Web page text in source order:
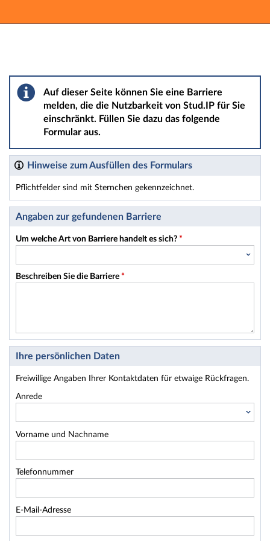
Hauptnavigation
Barriere melden
Auf dieser Seite können Sie eine Barriere
melden, die die Nutzbarkeit von Stud.IP für Sie
einschränkt. Füllen Sie dazu das folgende
Formular aus.
Hinweise zum Ausfüllen des Formulars
Pflichtfelder sind mit Sternchen gekennzeichnet.
Dieses Formular enthält Pflichtfelder.
Angaben zur gefundenen Barriere
Um welche Art von Barriere handelt es sich? *
Beschreiben Sie die Barriere *
Ihre persönlichen Daten
Freiwillige Angaben Ihrer Kontaktdaten für etwaige Rückfragen.
Anrede
Vorname und Nachname
Telefonnummer
E-Mail-Adresse